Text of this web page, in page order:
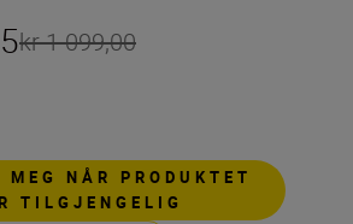
kr 1 099,00
MEG NÅR PRODUKTET
TILGJENGELIG